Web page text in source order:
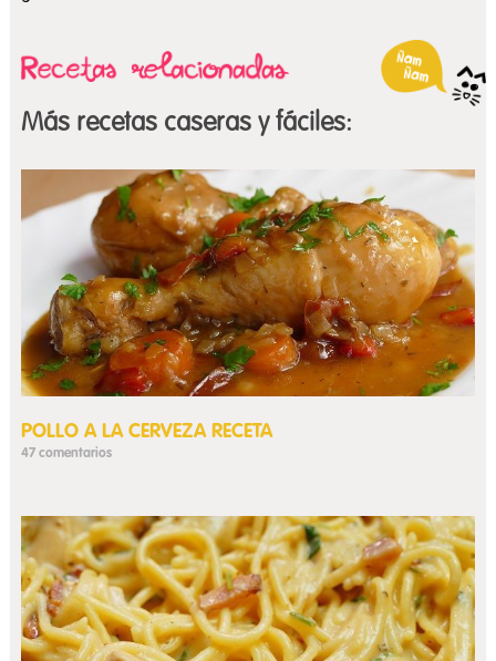
Más recetas caseras y fáciles:
POLLO A LA CERVEZA RECETA
47 comentarios